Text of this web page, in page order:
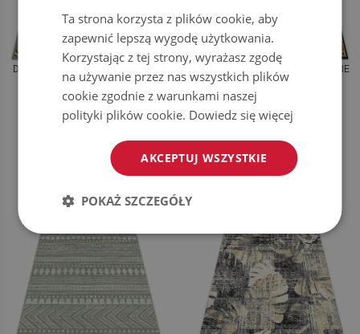
DYWAN NA TARAS ZEWNĘTRZNY
WZÓR HISZPAŃSKI
159.99
KUP TERAZ
DYWAN OGRODOWY KRÓLEWSKIE
RAMY
159.99
KUP TERAZ
Ta strona korzysta z plików cookie, aby
zapewnić lepszą wygodę użytkowania.
Korzystając z tej strony, wyrażasz zgodę
na używanie przez nas wszystkich plików
cookie zgodnie z warunkami naszej
polityki plików cookie. Dowiedz się więcej
AKCEPTUJ WSZYSTKIE
POKAŻ SZCZEGÓŁY